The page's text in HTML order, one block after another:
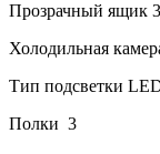
Прозрачный ящик 3
Холодильная
Тип подсветки
Полки 3